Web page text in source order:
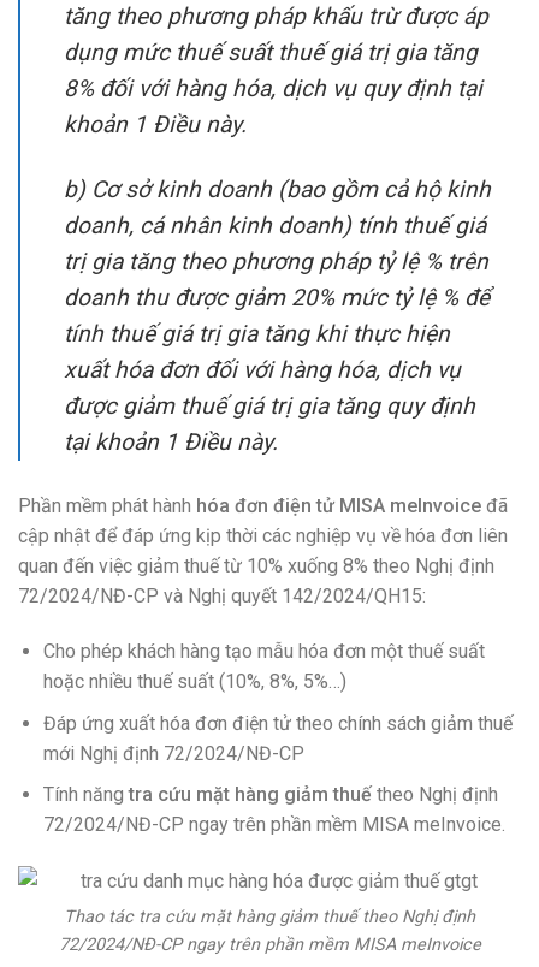
tăng theo phương pháp khấu trừ được áp
dụng mức thuế suất thuế giá trị gia tăng
8% đối với hàng hóa, dịch vụ quy định tại
khoản 1 Điều này.
b) Cơ sở kinh doanh (bao gồm cả hộ kinh
doanh, cá nhân kinh doanh) tính thuế giá
trị gia tăng theo phương pháp tỷ lệ % trên
doanh thu được giảm 20% mức tỷ lệ % để
tính thuế giá trị gia tăng khi thực hiện
xuất hóa đơn đối với hàng hóa, dịch vụ
được giảm thuế giá trị gia tăng quy định
tại khoản 1 Điều này.
Phần mềm phát hành hóa đơn điện tử MISA meInvoice đã
cập nhật để đáp ứng kịp thời các nghiệp vụ về hóa đơn liên
quan đến việc giảm thuế từ 10% xuống 8% theo Nghị định
72/2024/NĐ-CP và Nghị quyết 142/2024/QH15:
Cho phép khách hàng tạo mẫu hóa đơn một thuế suất
hoặc nhiều thuế suất (10%, 8%, 5%…)
Đáp ứng xuất hóa đơn điện tử theo chính sách giảm thuế
mới Nghị định 72/2024/NĐ-CP
Tính năngtra cứu mặt hàng giảm thuếtheo Nghị định
72/2024/NĐ-CP ngay trên phần mềm MISA meInvoice.
Thao tác tra cứu mặt hàng giảm thuế theo Nghị định
72/2024/NĐ-CP ngay trên phần mềm MISA meInvoice